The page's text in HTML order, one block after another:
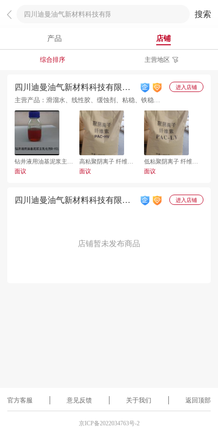
搜索
产品 店铺
综合排序 主营地区
四川迪曼油气新材料科技有限公
司
主营产品：滑溜水、线性胶、缓蚀剂、粘稳、铁稳、
助排、暂堵剂、暂堵球
进入店铺
钻井液用油基泥浆主乳
化 剂 R-Y01
面议
高粘聚阴离子 纤维素
（PAC-HV）
面议
低粘聚阴离子 纤维素
（PAC-LV）
面议
四川迪曼油气新材料科技有限公
进入店铺
店铺暂未发布商品
官方客服 意见反馈 关于我们 返回顶部
京ICP备2022034763号-2